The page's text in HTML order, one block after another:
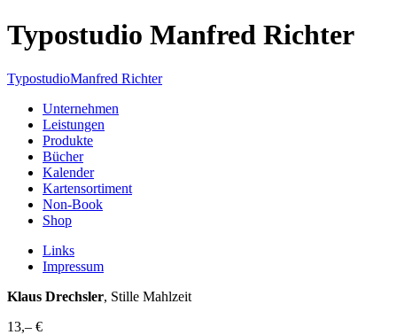
Typostudio Manfred Richter
TypostudioManfred Richter
Unternehmen
Leistungen
Produkte
Bücher
Kalender
Kartensortiment
Non-Book
Shop
Links
Impressum
Klaus Drechsler, Stille Mahlzeit
13,– €